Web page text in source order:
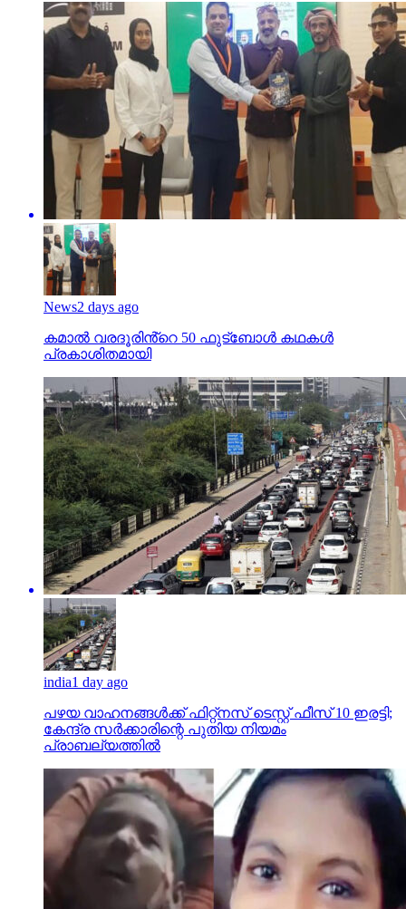
News2 days ago
കമാൽ വരദൂരിൻ്റെ 50 ഫുട്ബോൾ കഥകൾ
പ്രകാശിതമായി
india1 day ago
പഴയ വാഹനങ്ങള്‍ക്ക് ഫിറ്റ്‌നസ് ടെസ്റ്റ് ഫീസ് 10 ഇരട്ടി;
കേന്ദ്ര സര്‍ക്കാരിന്റെ പുതിയ നിയമം
പ്രാബല്യത്തില്‍